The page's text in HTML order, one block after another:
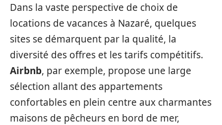
Dans la vaste perspective de choix de
locations de vacances à Nazaré, quelques
sites se démarquent par la qualité, la
diversité des offres et les tarifs compétitifs.
Airbnb, par exemple, propose une large
sélection allant des appartements
confortables en plein centre aux charmantes
maisons de pêcheurs en bord de mer,